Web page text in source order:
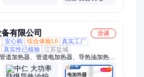
有限公司
洽谈
安心购 综合体验L0 真实工厂
真实性已核验 江苏盐城
道加热器、管道电加热器、导热油加热
器厂家、防爆加热器、液体加热器、管道
、电加热器厂家、防爆电加热器、气体加